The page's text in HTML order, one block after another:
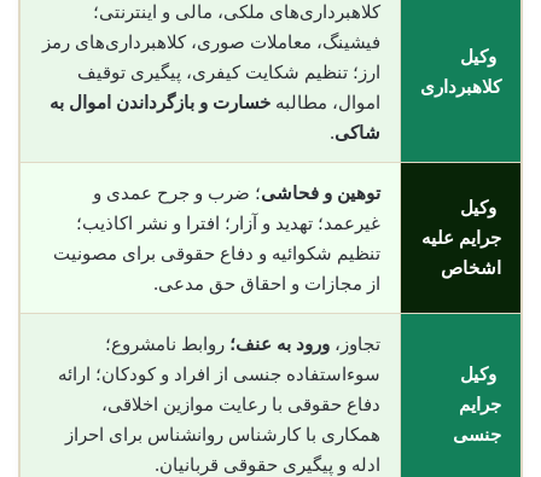
وکیل
کلاهبرداری
کلاهبرداری‌های ملکی، مالی و اینترنتی؛
فیشینگ، معاملات صوری، کلاهبرداری‌های رمز
ارز؛ تنظیم شکایت کیفری، پیگیری توقیف
اموال، مطالبه خسارت و بازگرداندن اموال به
شاکی.
وکیل
جرایم علیه
اشخاص
توهین و فحاشی؛ ضرب و جرح عمدی و
غیرعمد؛ تهدید و آزار؛ افترا و نشر اکاذیب؛
تنظیم شکوائیه و دفاع حقوقی برای مصونیت
از مجازات و احقاق حق مدعی.
وکیل
جرایم
جنسی
تجاوز، ورود به عنف؛ روابط نامشروع؛
سوءاستفاده جنسی از افراد و کودکان؛ ارائه
دفاع حقوقی با رعایت موازین اخلاقی،
همکاری با کارشناس روانشناس برای احراز
ادله و پیگیری حقوقی قربانیان.